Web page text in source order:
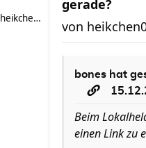
heikchen007
gerade?
von
bones hat
Beim
einen Link zu